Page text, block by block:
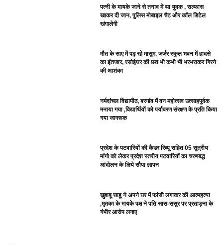
पत्नी के मायके जाने से तनाव में था युवक , सल्फास
खाकर दी जान, पुलिस मोबाइल चैट और कॉल डिटेल
खंगालेगी
मौत के साए में पढ़ रहे मासूम, जर्जर स्कूल भवन में हादसे
का इंतजार, रसोईघर की छत भी कभी भी भरभराकर गिरने
की आशंका
नर्मदांचल विद्यापीठ, बरगांव में वन महोत्सव उत्साहपूर्वक
मनाया गया ,विद्यार्थियों को पर्यावरण संरक्षण के प्रति किया
गया जागरूक
प्रदेश के पटवारियों की कैडर रिव्यू सहित 05 सूत्रीय
मांगो को लेकर प्रदेश स्तरीय पटवारियों का चरणबद्ध
आंदोलन के लिये सौपा ज्ञापन
खुशबू साहू ने अपने घर में फांसी लगाकर की आत्महत्या
,मृतका के मायके पक्ष ने पति सास-ससुर पर प्रताड़ना के
गंभीर आरोप लगाए